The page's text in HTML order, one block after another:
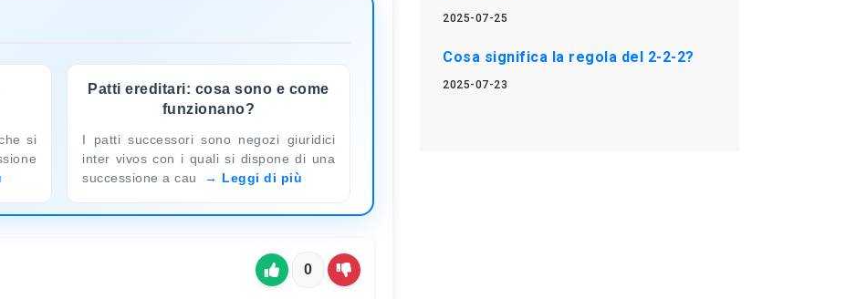
si
Patti ereditari: cosa sono e come
funzionano?
I patti successori sono negozi giuridici
inter vivos con i quali si dispone di una
successione a cau
Leggi di più
0
2025-07-25
Cosa significa la regola del 2-2-2?
2025-07-23